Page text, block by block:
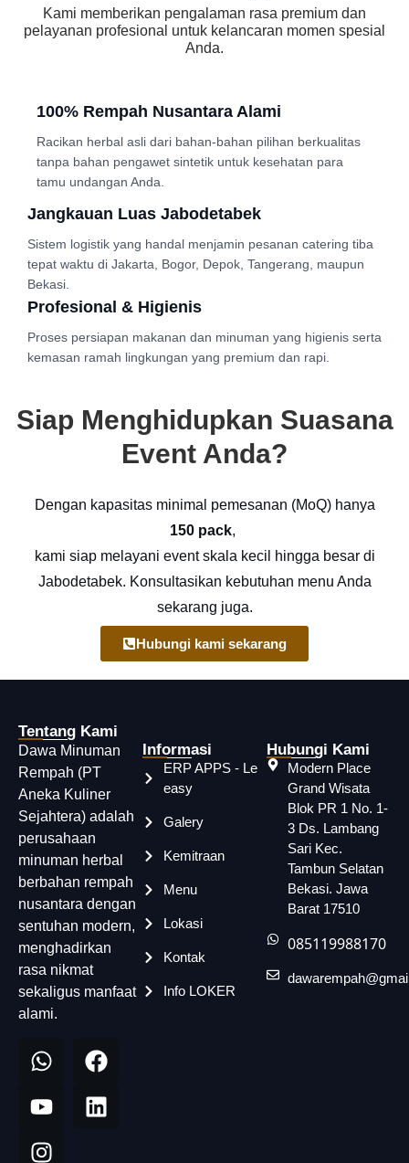
Kami memberikan pengalaman rasa premium dan
pelayanan profesional untuk kelancaran momen spesial
Anda.
100% Rempah Nusantara Alami
Racikan herbal asli dari bahan-bahan pilihan berkualitas
tanpa bahan pengawet sintetik untuk kesehatan para
tamu undangan Anda.
Jangkauan Luas Jabodetabek
Sistem logistik yang handal menjamin pesanan catering tiba
tepat waktu di Jakarta, Bogor, Depok, Tangerang, maupun
Bekasi.
Profesional & Higienis
Proses persiapan makanan dan minuman yang higienis serta
kemasan ramah lingkungan yang premium dan rapi.
Siap Menghidupkan Suasana
Event Anda?
Dengan kapasitas minimal pemesanan (MoQ) hanya
150 pack,
kami siap melayani event skala kecil hingga besar di
Jabodetabek. Konsultasikan kebutuhan menu Anda
sekarang juga.
Hubungi kami sekarang
Tentang Kami
Dawa Minuman
Rempah (PT
Aneka Kuliner
Sejahtera) adalah
perusahaan
minuman herbal
berbahan rempah
nusantara dengan
sentuhan modern,
menghadirkan
rasa nikmat
sekaligus manfaat
alami.
Informasi
ERP APPS - Le
easy
Galery
Kemitraan
Menu
Lokasi
Kontak
Info LOKER
Hubungi Kami
Modern Place
Grand Wisata
Blok PR 1 No. 1-
3 Ds. Lambang
Sari Kec.
Tambun Selatan
Bekasi. Jawa
Barat 17510
085119988170